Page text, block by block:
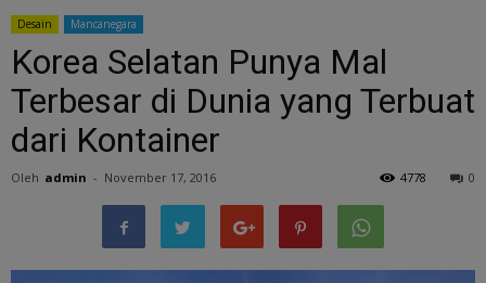
Desain Mancanegara
Korea Selatan Punya Mal
Terbesar di Dunia yang Terbuat
dari Kontainer
Oleh admin - November 17, 2016 0
4778